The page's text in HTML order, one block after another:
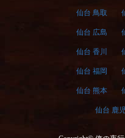
仙台 鳥取
仙台 広島
仙台 香川
仙台 福岡
仙台 熊本
仙台 鹿